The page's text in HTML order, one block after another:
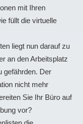
mit Ihren
füllt die virtuelle
liegt nun darauf zu
an den Arbeitsplatz
gefährden. Der
nicht mehr
Sie Ihr Büro auf
vor?